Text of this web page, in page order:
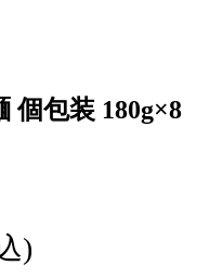
個包装 180g×8
)